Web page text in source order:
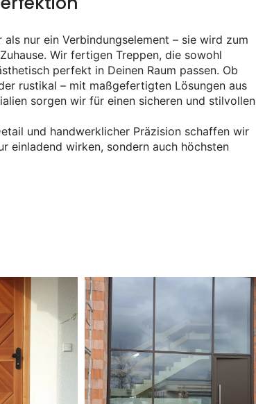
als nur ein Verbindungselement – sie wird zum
Wir fertigen Treppen, die sowohl
perfekt in Deinen Raum passen. Ob
rustikal – mit maßgefertigten Lösungen aus
sorgen wir für einen sicheren und stilvollen
und handwerklicher Präzision schaffen wir
einladend wirken, sondern auch höchsten